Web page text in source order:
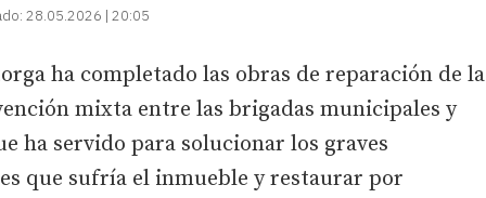
28.05.2026 | 20:05
ha completado las obras de reparación de la
mixta entre las brigadas municipales y
ha servido para solucionar los graves
que sufría el inmueble y restaurar por